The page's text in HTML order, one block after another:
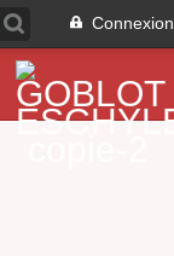
Connexion